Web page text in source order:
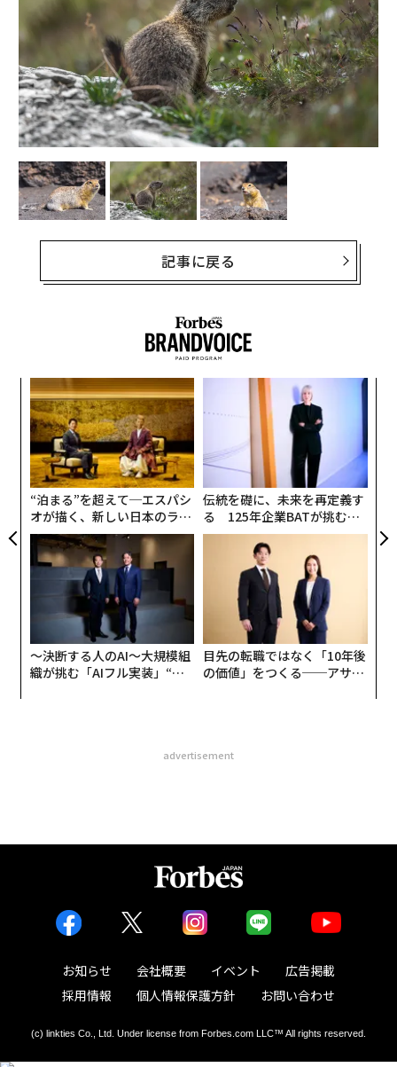
記事に戻る
“泊まる”を超えて─エスパシ
オが描く、新しい日本のラグ
ジュアリー（中編）
伝統を礎に、未来を再定義す
る 125年企業BATが挑むス
モークレスな未来
〜決断する人のAI〜大規模組
織が挑む「AIフル実装」“使
目先の転職ではなく「10年後
の価値」をつくる──アサイ
advertisement
お知らせ 会社概要 イベント
広告掲載
採用情報
個人情報保護方針 お問い合わせ
(c) linkties Co., Ltd. Under license from Forbes.com LLC™ All rights reserved.